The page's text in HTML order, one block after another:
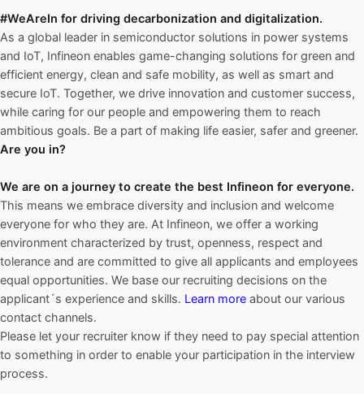
#WeAreIn for driving decarbonization and digitalization.
As a global leader in semiconductor solutions in power systems
and IoT, Infineon enables game-changing solutions for green and
efficient energy, clean and safe mobility, as well as smart and
secure IoT. Together, we drive innovation and customer success,
while caring for our people and empowering them to reach
ambitious goals. Be a part of making life easier, safer and greener.
Are you in?
We are on a journey to create the best Infineon for everyone.
This means we embrace diversity and inclusion and welcome
everyone for who they are. At Infineon, we offer a working
environment characterized by trust, openness, respect and
tolerance and are committed to give all applicants and employees
equal opportunities. We base our recruiting decisions on the
applicant´s experience and skills. Learn more about our various
contact channels.
Please let your recruiter know if they need to pay special attention
to something in order to enable your participation in the interview
process.